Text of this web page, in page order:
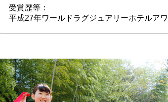
受賞歴等：
平成27年ワールドラグジュアリーホテルア